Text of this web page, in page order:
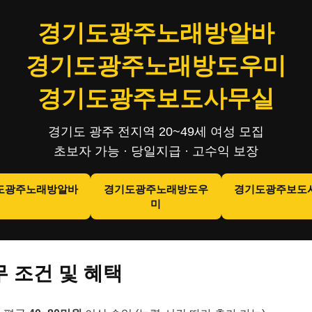
경기도광주노래방알바
경기도광주노래방도우미
경기도광주보도사무실
경기도 광주 전지역 20~49세 여성 모집
초보자 가능 · 당일지급 · 고수익 보장
광주노래방알바
경기도광주노래방도우
미
경기도광주보도
조건 및 혜택